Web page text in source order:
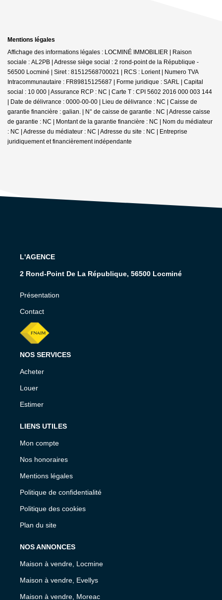
Mentions légales
Affichage des informations légales : LOCMINÉ IMMOBILIER | Raison
sociale : AL2PB | Adresse siège social : 2 rond-point de la République -
56500 Locminé | Siret : 81512568700021 | RCS : Lorient | Numero TVA
Intracommunautaire : FR89815125687 | Forme juridique : SARL | Capital
social : 10 000 | Assurance RCP : NC | Carte T : CPI 5602 2016 000 003 144
| Date de délivrance : 0000-00-00 | Lieu de délivrance : NC | Caisse de
garantie financière : galian. | N° de caisse de garantie : NC | Adresse caisse
de garantie : NC | Montant de la garantie financière : NC | Nom du médiateur
: NC | Adresse du médiateur : NC | Adresse du site : NC | Entreprise
juridiquement et financièrement indépendante
L'AGENCE
2 Rond-Point De La République, 56500 Locminé
Présentation
Contact
NOS SERVICES
Acheter
Louer
Estimer
LIENS UTILES
Mon compte
Nos honoraires
Mentions légales
Politique de confidentialité
Politique des cookies
Plan du site
NOS ANNONCES
Maison à vendre, Locmine
Maison à vendre, Evellys
Maison à vendre, Moreac